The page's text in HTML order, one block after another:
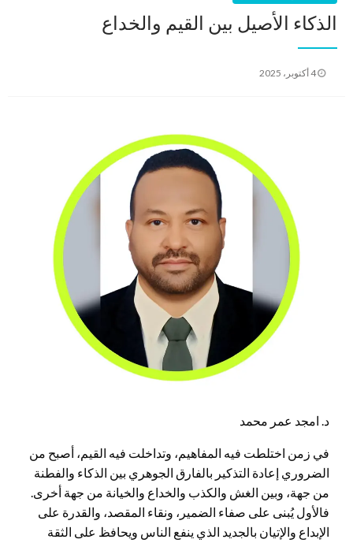
الذكاء الأصيل بين القيم والخداع
نُشر
4 أكتوبر، 2025
د. امجد عمر محمد
في زمن اختلطت فيه المفاهيم، وتداخلت فيه القيم، أصبح من
الضروري إعادة التذكير بالفارق الجوهري بين الذكاء والفطنة
من جهة، وبين الغش والكذب والخداع والخيانة من جهة أخرى.
فالأول يُبنى على صفاء الضمير، ونقاء المقصد، والقدرة على
الإبداع والإتيان بالجديد الذي ينفع الناس ويحافظ على الثقة